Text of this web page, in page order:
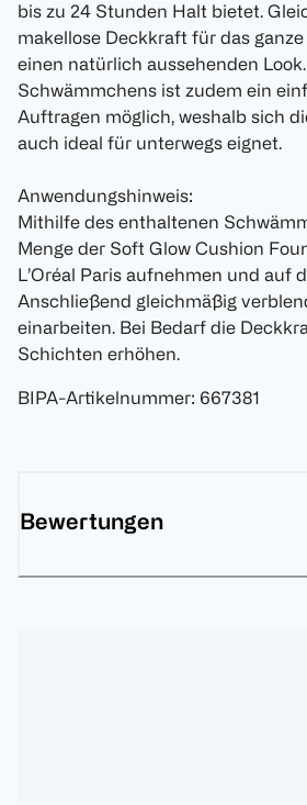
bis zu 24 Stunden Halt bietet.
makellose Deckkraft für das
einen natürlich aussehenden
Schwämmchens ist zudem ein
Auftragen möglich, weshalb sich
auch ideal für unterwegs eignet.
Anwendungshinweis:
Mithilfe des enthaltenen
Menge der Soft Glow Cushion
L’Oréal Paris aufnehmen und auf
Anschließend gleichmäßig
einarbeiten. Bei Bedarf die
Schichten erhöhen.
BIPA-Artikelnummer: 667381
Bewertungen